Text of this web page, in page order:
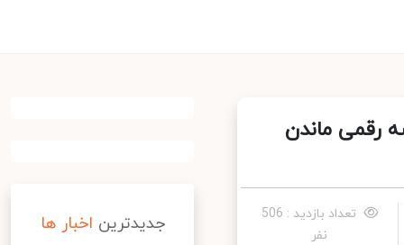
ماندن
تعداد بازدید : 506
نفر
جدیدترین اخبار ها